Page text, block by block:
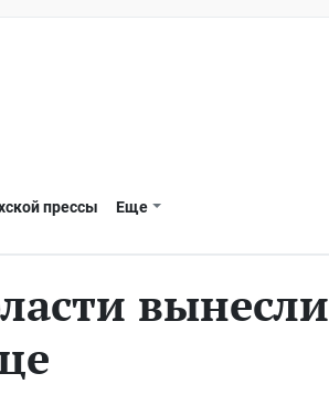
прессы Еще
вынесли